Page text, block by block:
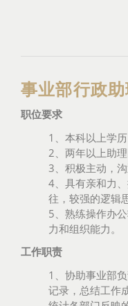
事业部行政助
职位要求
1、本科以上学
2、两年以上助
3、积极主动，沟
4、具有亲和力
往，较强的逻辑
5、熟练操作办
力和组织能力。
工作职责
1、协助事业部
记录，总结工作